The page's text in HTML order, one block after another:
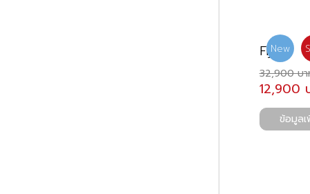
New
Fiji
32,900 บ
12,900
ข้อมูล